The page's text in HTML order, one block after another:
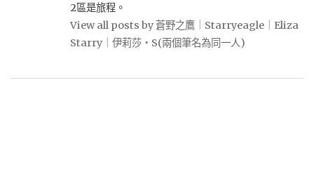
2區是旅程。
View all posts by 蒼野之鷹｜Starryeagle｜Eliza
Starry｜伊莉莎・S(兩個筆名為同一人)